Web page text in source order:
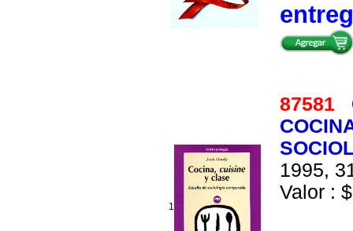
1
87581
1995,
Valor :